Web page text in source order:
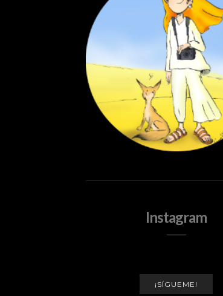
Instagram
¡SÍGUEME!